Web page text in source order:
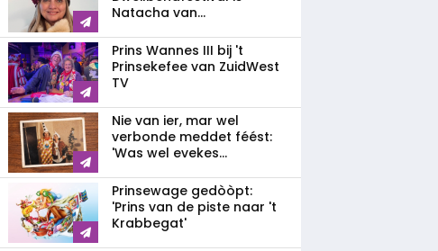
Natacha van...
Prins Wannes III bij 't
Prinsekefee van ZuidWest
TV
Nie van ier, mar wel
verbonde meddet féést:
'Was wel evekes...
Prinsewage gedòòpt:
'Prins van de piste naar 't
Krabbegat'